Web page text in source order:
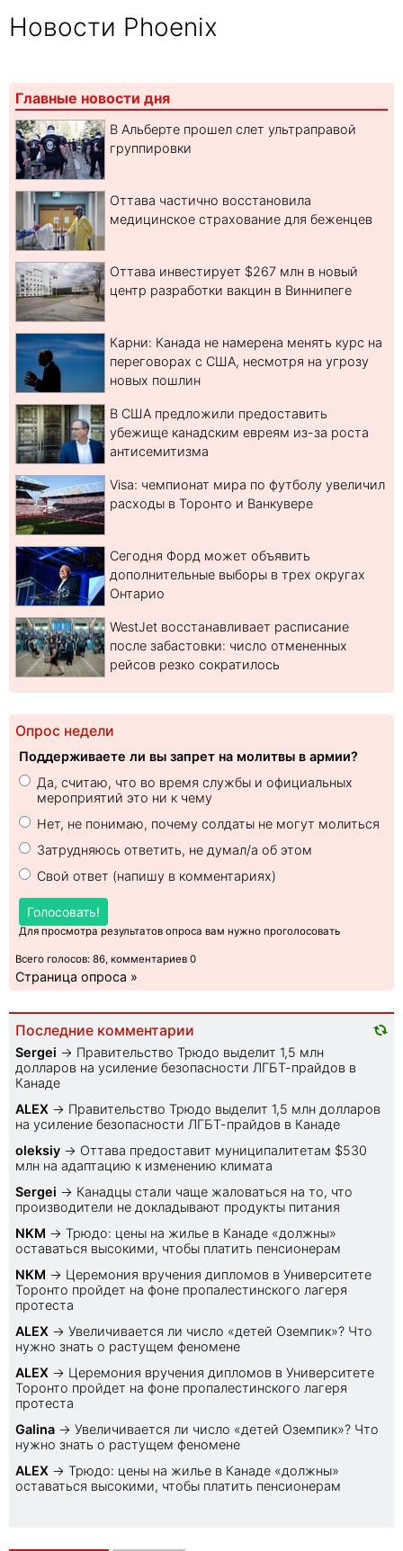
Новости Phoenix
Главные новости дня
В Альберте прошел слет ультраправой
группировки
Оттава частично восстановила
медицинское страхование для беженцев
Оттава инвестирует $267 млн в новый
центр разработки вакцин в Виннипеге
Карни: Канада не намерена менять курс на
переговорах с США, несмотря на угрозу
новых пошлин
В США предложили предоставить
убежище канадским евреям из-за роста
антисемитизма
Visa: чемпионат мира по футболу увеличил
расходы в Торонто и Ванкувере
Сегодня Форд может объявить
дополнительные выборы в трех округах
Онтарио
WestJet восстанавливает расписание
после забастовки: число отмененных
рейсов резко сократилось
Опрос недели
Поддерживаете ли вы запрет на молитвы в армии?
Да, считаю, что во время службы и официальных
мероприятий это ни к чему
Нет, не понимаю, почему солдаты не могут молиться
Затрудняюсь ответить, не думал/а об этом
Свой ответ (напишу в комментариях)
Голосовать!
Для просмотра результатов опроса вам нужно проголосовать
Всего голосов: 86, комментариев 0
Страница опроса »
Последние комментарии
Sеrgei → Правительство Трюдо выделит 1,5 млн
долларов на усиление безопасности ЛГБТ-прайдов в
Канаде
ALEX → Правительство Трюдо выделит 1,5 млн долларов
на усиление безопасности ЛГБТ-прайдов в Канаде
oleksiy → Оттава предоставит муниципалитетам $530
млн на адаптацию к изменению климата
Sеrgei → Канадцы стали чаще жаловаться на то, что
производители не докладывают продукты питания
NKM → Трюдо: цены на жилье в Канаде «должны»
оставаться высокими, чтобы платить пенсионерам
NKM → Церемония вручения дипломов в Университете
Торонто пройдет на фоне пропалестинского лагеря
протеста
ALEX → Увеличивается ли число «детей Оземпик»? Что
нужно знать о растущем феномене
ALEX → Церемония вручения дипломов в Университете
Торонто пройдет на фоне пропалестинского лагеря
протеста
Galina → Увеличивается ли число «детей Оземпик»? Что
нужно знать о растущем феномене
ALEX → Трюдо: цены на жилье в Канаде «должны»
оставаться высокими, чтобы платить пенсионерам